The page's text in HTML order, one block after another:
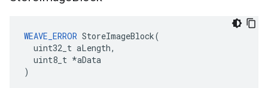
WEAVE_ERROR StoreImageBlock(
  uint32_t aLength,
  uint8_t *aData
)